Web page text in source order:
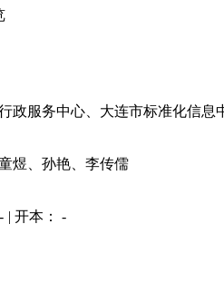
政服务中心、大连市标准化信息
煜、孙艳、李传儒
| 开本： -